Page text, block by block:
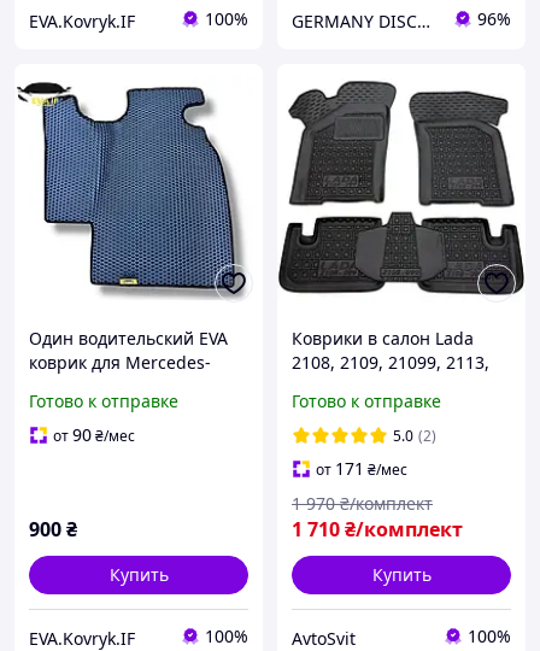
EVA.Kovryk.IF 100% GERMANY DISCOUNT 96%
Один водительский EVA
коврик для Mercedes-
коврики EVA
Готово к отправке
от90₴/мес
900₴
Купить
EVA.Kovryk.IF 100%
Коврики в салон Lada
2108, 2109, 21099, 2113,
Готово к отправке
5.0 (2)
от 171 ₴/мес
1 710₴/комплект
1 970 ₴/комплект
Купить
AvtoSvit 100%